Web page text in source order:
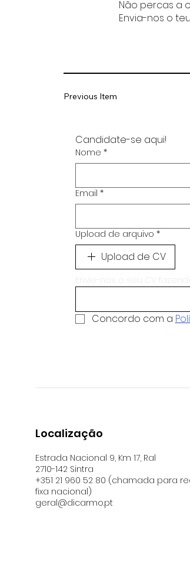
Não percas a
Envia-nos o
Previous Item
Candidate-se aqui!
Nome *
Email *
Upload de arquivo *
Upload de CV
Envie-nos o seu CV
Concordo com a
Estrada Nacional 9, Km 17, Ral
2710-142 Sintra
+351 21 960 52 80 (chamada para
fixa nacional)
geral@dicarmo.pt
Localização